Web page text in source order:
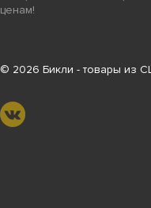
ценам!
© 2026 Бикли - товары из